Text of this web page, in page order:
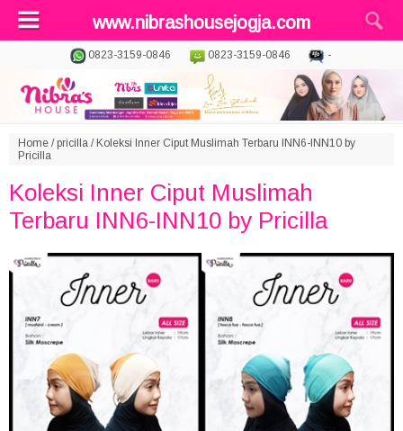
www.nibrashousejogja.com
0823-3159-0846 0823-3159-0846 -
Home /pricilla / Koleksi Inner Ciput Muslimah Terbaru INN6-INN10 by
Pricilla
Koleksi Inner Ciput Muslimah
Terbaru INN6-INN10 by Pricilla